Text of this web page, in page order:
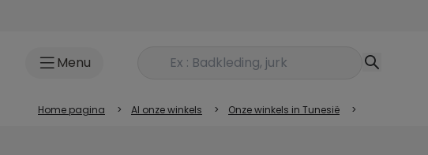
Menu Rechercher un produit
Home pagina > Al onze winkels > Onze winkels in Tunesië >